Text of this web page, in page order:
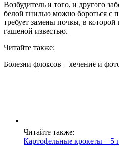
Возбудитель и того, и другого
белой гнилью можно бороться с
требует замены почвы, в
гашеной известью.
Читайте также:
Болезни флоксов – лечение и
Читайте также:
Картофельные крокеты – 5